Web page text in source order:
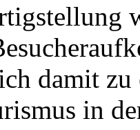
damit
in